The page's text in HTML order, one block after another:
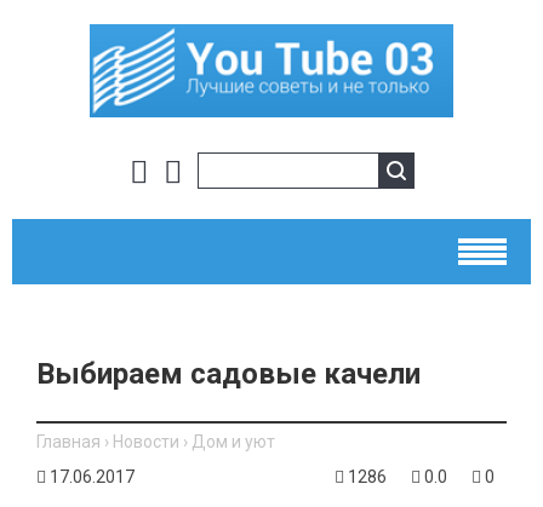
Выбираем садовые качели
Главная › Новости › Дом и уют
17.06.2017
1286 0.0 0